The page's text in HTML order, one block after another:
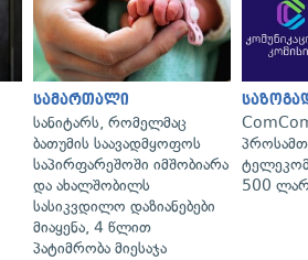
სამართალი
სანიტარს, რომელმაც
ბათუმის საავადმყოფოს
საპირფარეშოში იმშობიარა
და ახალშობილს
სასიკვდილო დაზიანებები
მიაყენა, 4 წლით
პატიმრობა მიესაჯა
500